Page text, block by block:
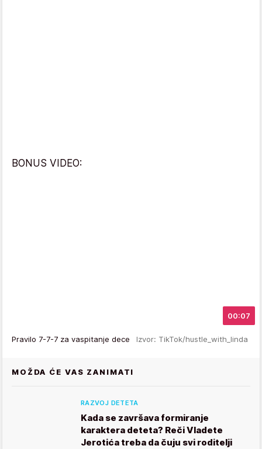
BONUS VIDEO:
00:07
Pravilo 7-7-7 za vaspitanje dece Izvor: TikTok/hustle_with_linda
MOŽDA ĆE VAS ZANIMATI
RAZVOJ DETETA
Kada se završava formiranje
karaktera deteta? Reči Vladete
Jerotića treba da čuju svi roditelji